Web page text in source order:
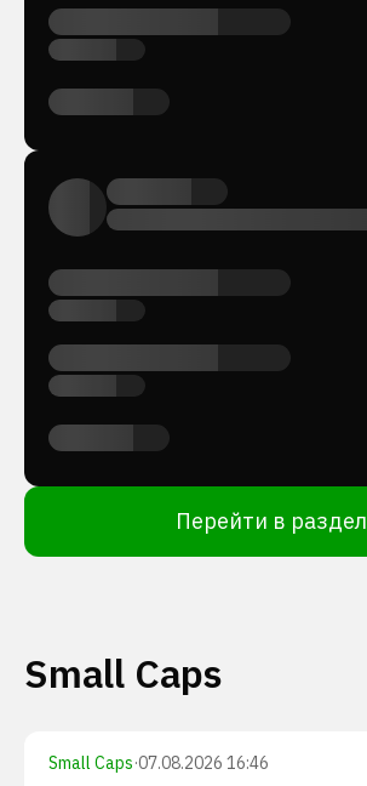
Перейти в раздел
Small Caps
Small Caps·07.08.2026 16:46